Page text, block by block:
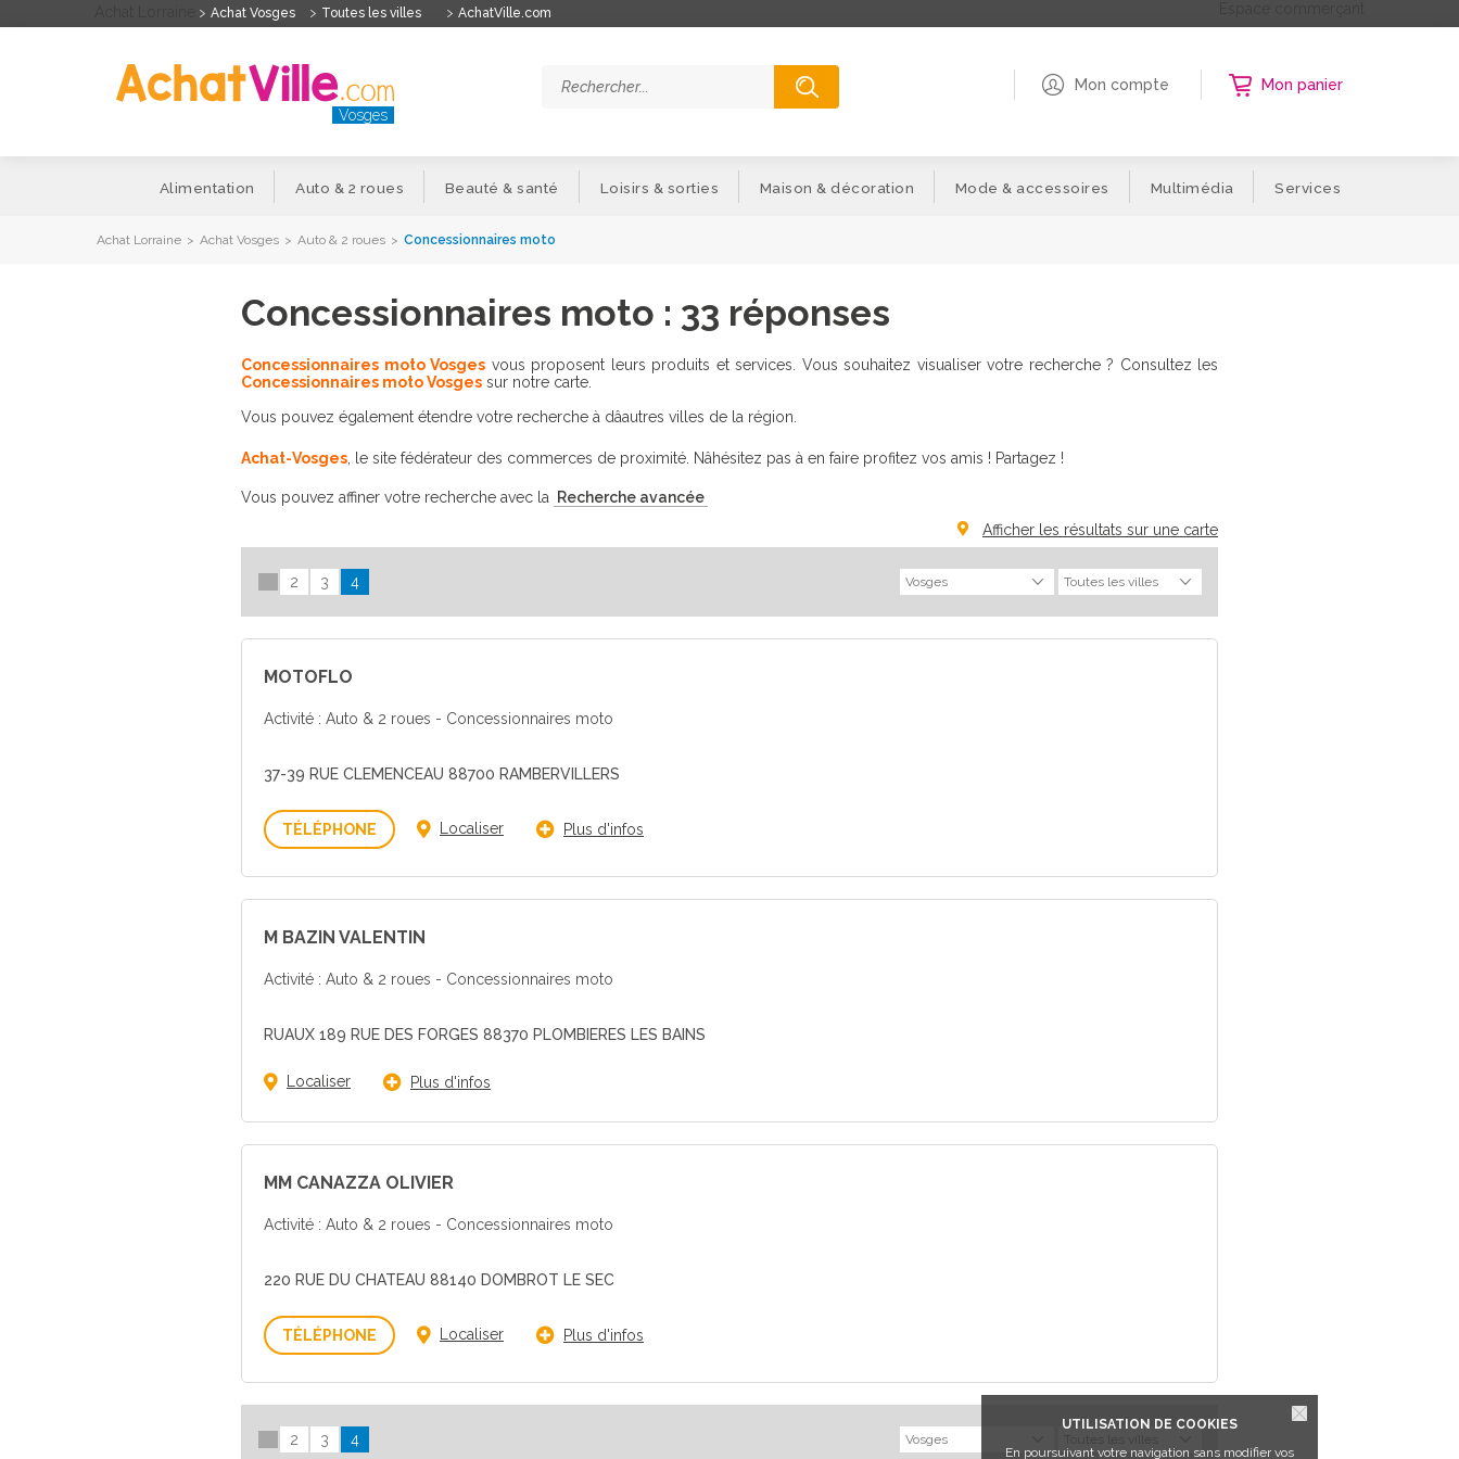
UTILISATION DE COOKIES
En poursuivant votre navigation sans modifier vos
Achat Vosges Toutes les villes AchatVille.com
Vosges
Mon compte Mon panier
Alimentation Auto & 2 roues Beauté & santé Loisirs & sorties Maison & décoration Mode & accessoires Multimédia Services
Achat Lorraine > Achat Vosges > Auto & 2 roues > Concessionnaires moto
Concessionnaires moto : 33 réponses
Concessionnaires moto Vosges vous proposent leurs produits et services. Vous souhaitez visualiser votre recherche ? Consultez les
Concessionnaires moto Vosges sur notre carte.
Vous pouvez également étendre votre recherche à dâautres villes de la région.
Achat-Vosges , le site fédérateur des commerces de proximité. Nâhésitez pas à en faire profitez vos amis ! Partagez !
Vous pouvez affiner votre recherche avec la
Recherche avancée
Afficher les résultats sur une carte
2 3 4
MOTOFLO
Activité : Auto & 2 roues - Concessionnaires moto
37-39 RUE CLEMENCEAU 88700 RAMBERVILLERS
Voir
le
Localiser Plus d'infos
M BAZIN VALENTIN
Activité : Auto & 2 roues - Concessionnaires moto
RUAUX 189 RUE DES FORGES 88370 PLOMBIERES LES BAINS
Localiser Plus d'infos
MM CANAZZA OLIVIER
Activité : Auto & 2 roues - Concessionnaires moto
220 RUE DU CHATEAU 88140 DOMBROT LE SEC
Voir
le
Localiser Plus d'infos
2 3 4